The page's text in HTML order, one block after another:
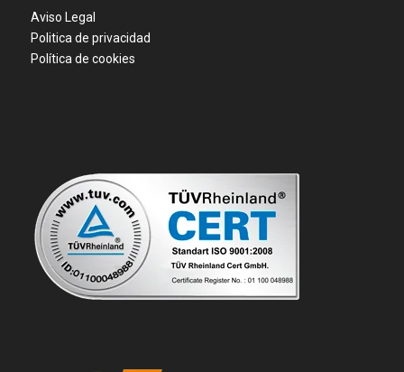
Aviso Legal
Politica de privacidad
Política de cookies